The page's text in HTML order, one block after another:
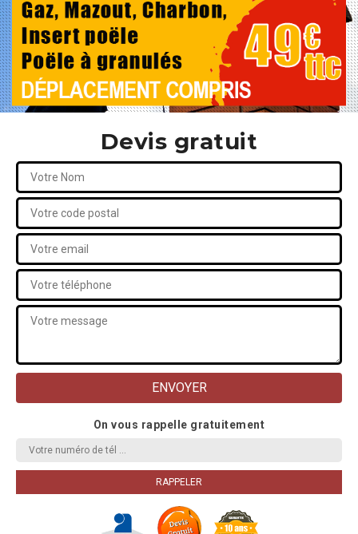
Devis gratuit
On vous rappelle gratuitement